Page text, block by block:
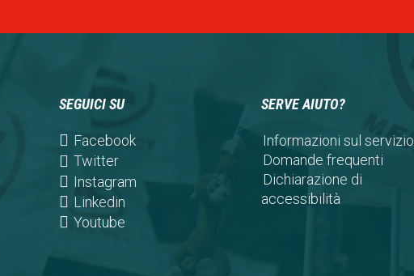
SEGUICI SU
Facebook(opens
a
Twitter(opens
in
a
new
Instagram(opens
Linkedin(opens
in
Youtube(opens
SERVE AIUTO?
Informazioni sul servizio
Domande frequenti
Dichiarazione di
accessibilità